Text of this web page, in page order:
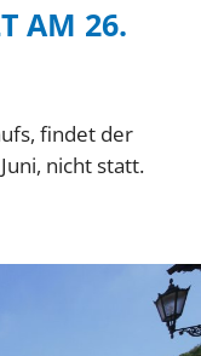
AM 26.
findet der
nicht statt.